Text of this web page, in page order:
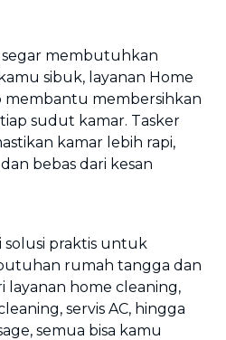
membutuhkan
sibuk, layanan Home
membantu membersihkan
sudut kamar. Tasker
kamar lebih rapi,
bebas dari kesan
solusi praktis untuk
rumah tangga dan
layanan home cleaning,
servis AC, hingga
semua bisa kamu